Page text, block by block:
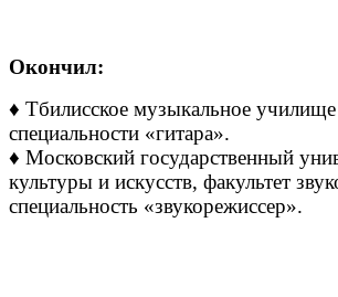
Окончил:
♦ Тбилисское музыкальное
специальности «гитара».
♦ Московский государственный
культуры и искусств, факультет
специальность «звукорежиссер».